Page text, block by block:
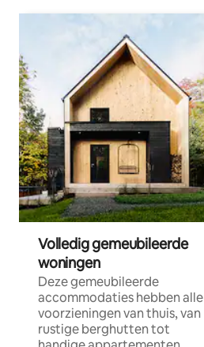
Volledig gemeubileerde
woningen
Deze gemeubileerde
accommodaties hebben alle
voorzieningen van thuis, van
rustige berghutten tot